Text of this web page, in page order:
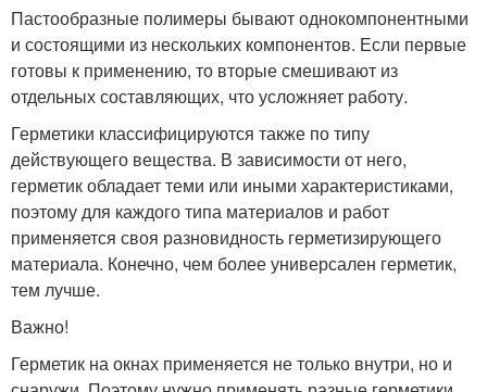
Пастообразные полимеры бывают однокомпонентными
и состоящими из нескольких компонентов. Если первые
готовы к применению, то вторые смешивают из
отдельных составляющих, что усложняет работу.
Герметики классифицируются также по типу
действующего вещества. В зависимости от него,
герметик обладает теми или иными характеристиками,
поэтому для каждого типа материалов и работ
применяется своя разновидность герметизирующего
материала. Конечно, чем более универсален герметик,
тем лучше.
Важно!
Герметик на окнах применяется не только внутри, но и